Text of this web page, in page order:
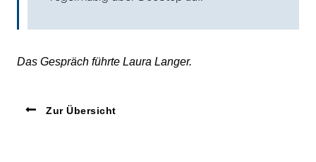
Das Gespräch führte Laura Langer.
Zur Übersicht